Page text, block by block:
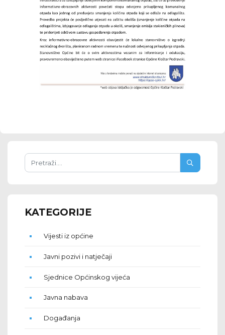
KATEGORIJE
Vijesti iz općine
Javni pozivi i natječaji
Sjednice Općinskog vijeća
Javna nabava
Događanja